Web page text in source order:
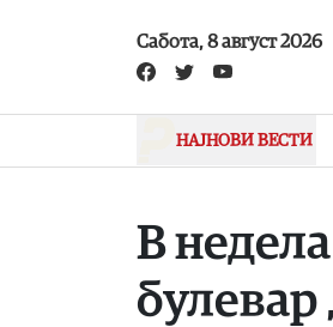
Сабота, 8 август 2026
НАЈНОВИ ВЕСТИ
В
булевар